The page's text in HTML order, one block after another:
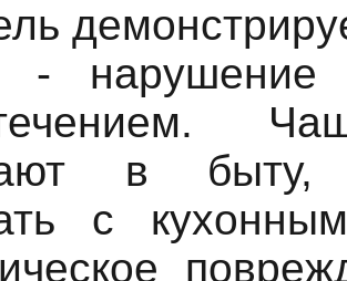
- нарушение
в быту,
с